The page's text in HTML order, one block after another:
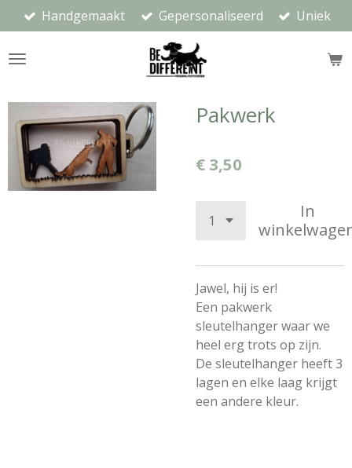
direct
naar
Handgemaakt Gepersonaliseerd Uniek
Pakwerk
€ 3,50
In
Jawel, hij is er!
Een pakwerk
sleutelhanger waar we
heel erg trots op zijn.
De sleutelhanger heeft 3
lagen en elke laag krijgt
een andere kleur.